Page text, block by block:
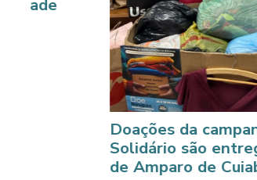
Doações da campanha IWIRC
Solidário são entregues à Casa
de Amparo de Cuiabá